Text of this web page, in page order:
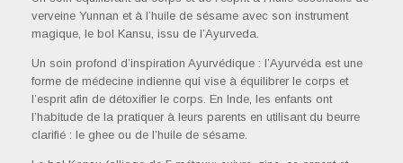
verveine Yunnan et à l’huile de sésame avec son instrument
magique, le bol Kansu, issu de l’Ayurveda.
Un soin profond d’inspiration Ayurvédique : l’Ayurvéda est une
forme de médecine indienne qui vise à équilibrer le corps et
l’esprit afin de détoxifier le corps. En Inde, les enfants ont
l’habitude de la pratiquer à leurs parents en utilisant du beurre
clarifié : le ghee ou de l’huile de sésame.